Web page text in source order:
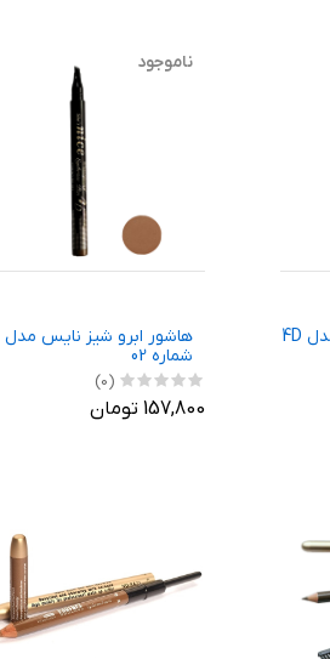
هاشور ابرو شیز نایس مدل 4D
ناموجود
شماره 02
(0)
157,800 تومان